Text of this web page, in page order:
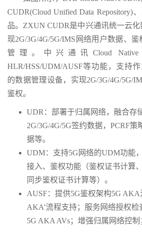
CUDR(Cloud Unified Data Repository)
品。ZXUN CUDR是中兴通讯统一云
现2G/3G/4G/5G/IMS网络用户数据、
管理。中兴通讯Cloud
HLR/HSS/UDM/AUSF等功能，支持作
的数据管理设备，实现2G/3G/4G/5G/
鉴权。
UDR：部署于归属网络，融合存
2G/3G/4G/5G签约数据，PCRF
据等。
UDM：支持5G网络的UDM功能
接入、鉴权功能（鉴权证书计算
同步鉴权证书计算等）。
AUSF：提供5G鉴权架构5G
AKA’流程支持；服务网络授权
5G AKA AVs；增强归属网络控制